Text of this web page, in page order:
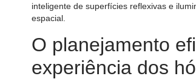
inteligente de superfícies reflexivas e
espacial.
O planejamento
experiência dos